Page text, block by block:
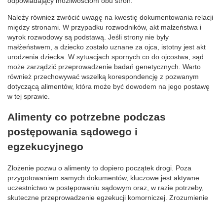
Należy również zwrócić uwagę na kwestię dokumentowania relacji
między stronami. W przypadku rozwodników, akt małżeństwa i
wyrok rozwodowy są podstawą. Jeśli strony nie były
małżeństwem, a dziecko zostało uznane za ojca, istotny jest akt
urodzenia dziecka. W sytuacjach spornych co do ojcostwa, sąd
może zarządzić przeprowadzenie badań genetycznych. Warto
również przechowywać wszelką korespondencję z pozwanym
dotyczącą alimentów, która może być dowodem na jego postawę
w tej sprawie.
Alimenty co potrzebne podczas
postępowania sądowego i
egzekucyjnego
Złożenie pozwu o alimenty to dopiero początek drogi. Poza
przygotowaniem samych dokumentów, kluczowe jest aktywne
uczestnictwo w postępowaniu sądowym oraz, w razie potrzeby,
skuteczne przeprowadzenie egzekucji komorniczej. Zrozumienie